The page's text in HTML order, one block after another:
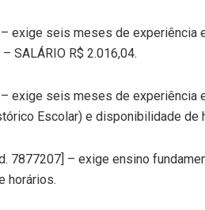
exige seis meses de experiência
SALÁRIO R$ 2.016,04.
exige seis meses de experiência
Escolar) e disponibilidade de
7877207] – exige ensino
horários.